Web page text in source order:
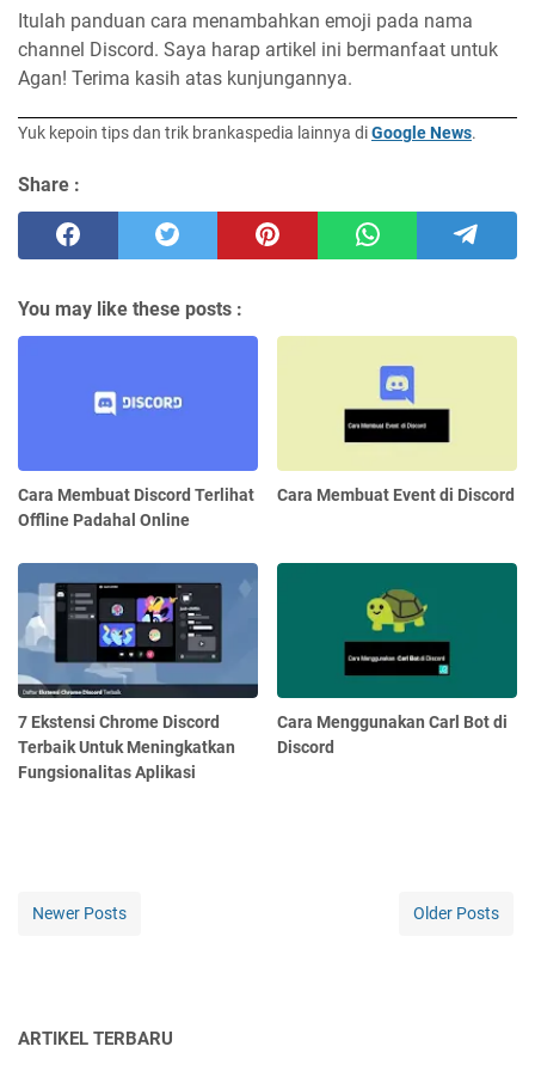
Itulah panduan cara menambahkan emoji pada nama
channel Discord. Saya harap artikel ini bermanfaat untuk
Agan! Terima kasih atas kunjungannya.
Yuk kepoin tips dan trik brankaspedia lainnya diGoogle News.
Share :
You may like these posts :
Cara Membuat Discord Terlihat
Offline Padahal Online
Cara Membuat Event di Discord
7 Ekstensi Chrome Discord
Terbaik Untuk Meningkatkan
Fungsionalitas Aplikasi
Cara Menggunakan Carl Bot di
Discord
Newer Posts Older Posts
ARTIKEL TERBARU